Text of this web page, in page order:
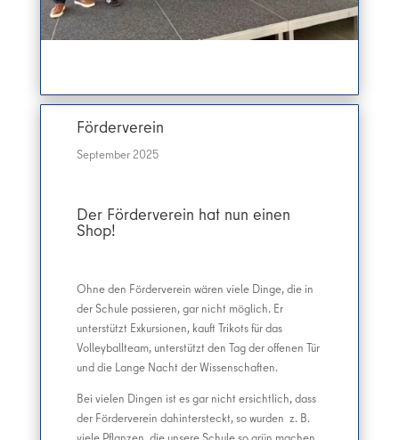
Förderverein
September 2025
Der Förderverein hat nun einen
Shop!
Ohne den Förderverein wären viele Dinge, die in
der Schule passieren, gar nicht möglich. Er
unterstützt Exkursionen, kauft Trikots für das
Volleyballteam, unterstützt den Tag der offenen Tür
und die Lange Nacht der Wissenschaften.
Bei vielen Dingen ist es gar nicht ersichtlich, dass
der Förderverein dahintersteckt, so wurden z. B.